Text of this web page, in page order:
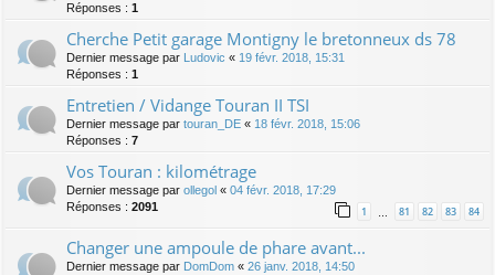
Réponses : 1
Cherche Petit garage Montigny le bretonneux ds 78
Dernier message par Ludovic « 19 févr. 2018, 15:31
Réponses : 1
Entretien / Vidange Touran II TSI
Dernier message par touran_DE « 18 févr. 2018, 15:06
Réponses : 7
Vos Touran : kilométrage
Dernier message par ollegol « 04 févr. 2018, 17:29
Réponses : 2091 1 … 81 82 83 84
Changer une ampoule de phare avant...
Dernier message par DomDom « 26 janv. 2018, 14:50